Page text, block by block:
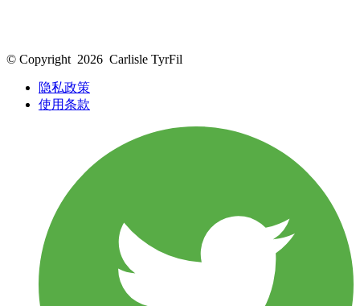
© Copyright 2026 Carlisle TyrFil
隐私政策
使用条款